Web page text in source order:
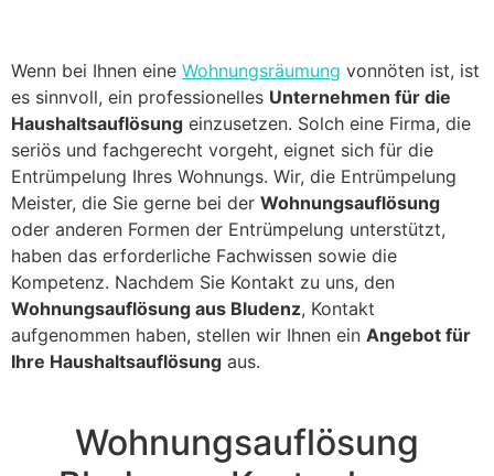
Wenn bei Ihnen eine Wohnungsräumung vonnöten ist, ist
es sinnvoll, ein professionelles Unternehmen für die
Haushaltsauflösung einzusetzen. Solch eine Firma, die
seriös und fachgerecht vorgeht, eignet sich für die
Entrümpelung Ihres Wohnungs. Wir, die Entrümpelung
Meister, die Sie gerne bei der Wohnungsauflösung
oder anderen Formen der Entrümpelung unterstützt,
haben das erforderliche Fachwissen sowie die
Kompetenz. Nachdem Sie Kontakt zu uns, den
Wohnungsauflösung aus Bludenz, Kontakt
aufgenommen haben, stellen wir Ihnen ein Angebot für
Ihre Haushaltsauflösung aus.
Wohnungsauflösung